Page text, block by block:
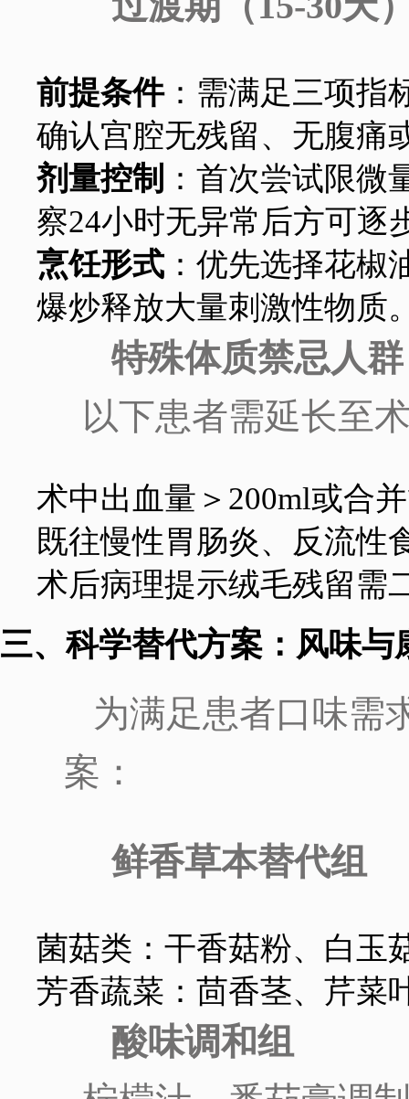
前提条件：需满足三项
确认宫腔无残留、无腹痛
剂量控制 ：首次尝试限微
察24小时无异常后方可逐
烹饪形式 ：优先选择花
爆炒释放大量刺激性物质
特殊体质禁忌人群
以下患者需延长至
术中出血量＞200ml或合
既往慢性胃肠炎、反流性
术后病理提示绒毛残留需
三、科学替代方案：风味与
为满足患者口味需
案：
鲜香草本替代组
菌菇类：干香菇粉、白玉
芳香蔬菜：茴香茎、芹菜
酸味调和组